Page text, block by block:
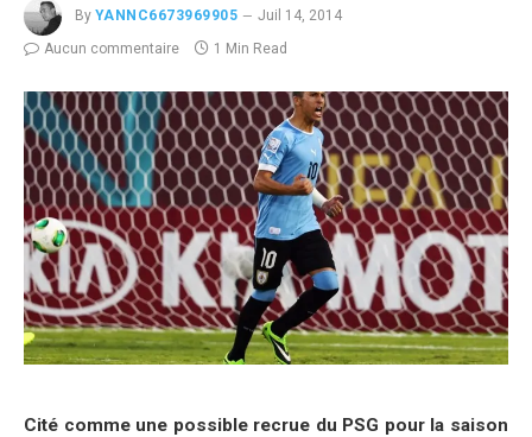
By YANNC6673969905
Juil 14, 2014
Aucun commentaire
1 Min Read
Cité comme une possible recrue du PSG pour la saison